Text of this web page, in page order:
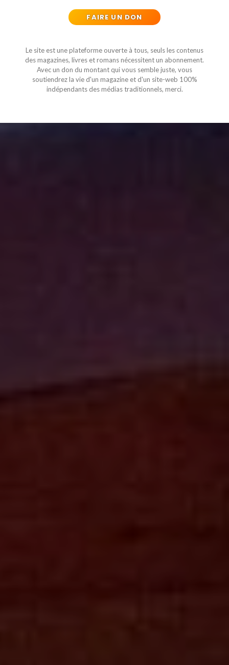
FAIRE UN DON
Le site est une plateforme ouverte à tous, seuls les contenus
des magazines, livres et romans nécessitent un abonnement.
Avec un don du montant qui vous semble juste, vous
soutiendrez la vie d'un magazine et d'un site-web 100%
indépendants des médias traditionnels, merci.